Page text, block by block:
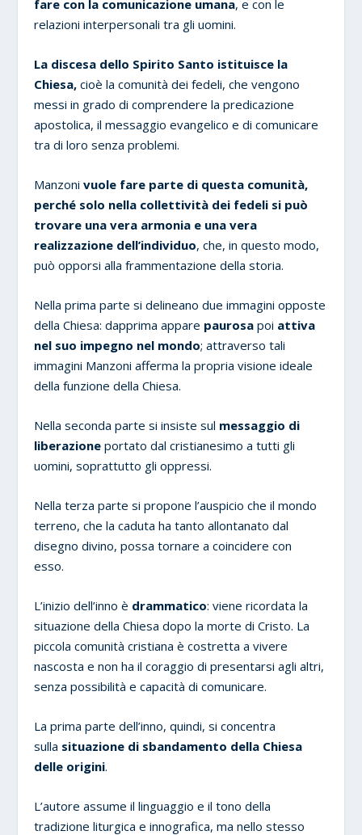
fare con la comunicazione umana, e con le
relazioni interpersonali tra gli uomini.
La discesa dello Spirito Santo istituisce la
Chiesa, cioè la comunità dei fedeli, che vengono
messi in grado di comprendere la predicazione
apostolica, il messaggio evangelico e di comunicare
tra di loro senza problemi.
Manzonivuole fare parte di questa comunità,
perché solo nella collettività dei fedeli si può
trovare una vera armonia e una vera
realizzazione dell’individuo, che, in questo modo,
può opporsi alla frammentazione della storia.
Nella prima parte si delineano due immagini opposte
della Chiesa: dapprima appare paurosa poi attiva
nel suo impegno nel mondo; attraverso tali
immagini Manzoni afferma la propria visione ideale
della funzione della Chiesa.
Nella seconda parte si insiste sul messaggio di
liberazione portato dal cristianesimo a tutti gli
uomini, soprattutto gli oppressi.
Nella terza parte si propone l’auspicio che il mondo
terreno, che la caduta ha tanto allontanato dal
disegno divino, possa tornare a coincidere con
esso.
L’inizio dell’inno è drammatico: viene ricordata la
situazione della Chiesa dopo la morte di Cristo. La
piccola comunità cristiana è costretta a vivere
nascosta e non ha il coraggio di presentarsi agli altri,
senza possibilità e capacità di comunicare.
La prima parte dell’inno, quindi, si concentra
sulla situazione di sbandamento della Chiesa
delle origini.
L’autore assume il linguaggio e il tono della
tradizione liturgica e innografica, ma nello stesso